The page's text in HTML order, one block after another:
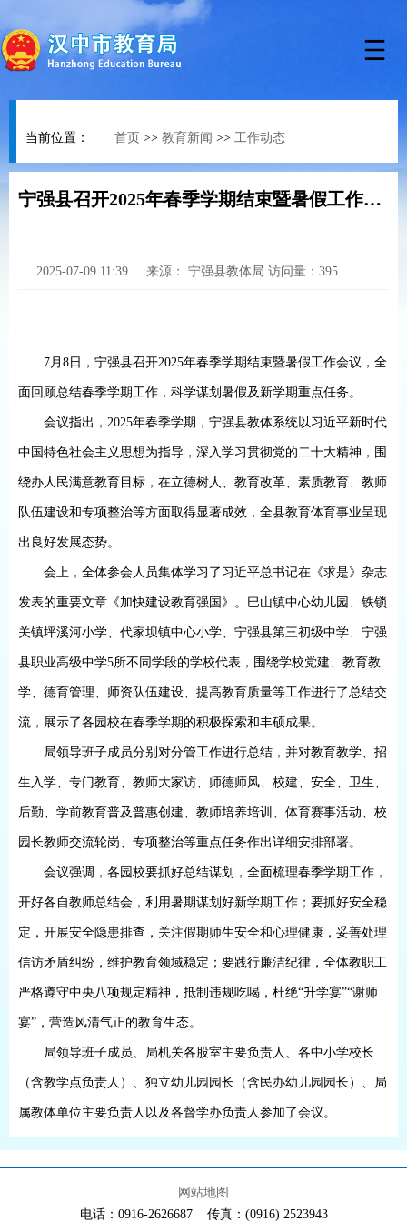
当前位置： 首页 >> 教育新闻 >> 工作动态
宁强县召开2025年春季学期结束暨暑假工作会议
2025-07-09 11:39 来源： 宁强县教体局 访问量： 395
7月 8 日，宁强县召开2025年春季学期结束暨暑假工作会议，全
面回顾总结春季学期工作，科学谋划暑假及新学期重点任务。
会议指出， 2025年春季学期，宁强县教体系统以习近平新时代
中国特色社会主义思想为指导，深入学习 贯彻党的二十大精神，围
绕办人民满意教育目标，在立德树人、教育改革、素质教育、教师
队伍建设和专项整治等方面取得显著成效，全县教育体育事业呈现
出良好发展态势。
会上，全体参会人员集体学习了习近平总书记在《求是》杂志
发表的重要文章《加快建设教育强国》。巴山镇中心幼儿园、铁锁
关镇坪溪河小学、代家坝镇中心小学、宁强县第三初级中学、宁强
县职业高级中学5所不同学段的学校代表，围绕学校党建、教育教
学、德育管理、师资队伍建设、提高教育质量等工作进行了总结交
流，展示了各园校在春季学期的积极探索和丰硕成果。
局领导班子成员分别对分管工作进行总结，并对教育教学、招
生入学、专门教育、教师大家访、师德师风、校建、安全、卫生、
后勤、学前教育普及普惠创建、教师培养培训、体育赛事活动、校
园长教师交流轮岗、专项整治等重点任务作出详细安排部署。
会议强调，各园校要抓好总结谋划，全面梳理春季学期工作，
开好各自教师总结会，利用暑期谋划好新学期工作；要抓好安全稳
定，开展安全隐患排查，关注假期师生安全和心理健康，妥善处理
信访矛盾纠纷，维护教育领域稳定；要践行廉洁纪律，全体教职工
严格遵守中央八项规定精神，抵制违规吃喝，杜绝“升学宴”“谢师
宴”，营造风清气正的教育生态。
局领导班子成员、局机关各股室主要负责人、各中小学校长
（含教学点负责人）、独立幼儿园园长（含民办幼儿园园长）、局
属教体单位主要负责人以及各督学办负责人参加了会议。
网站地图
电话：0916-2626687 传真：(0916) 2523943